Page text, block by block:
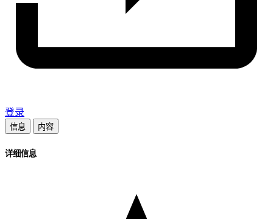
登录
信息 内容
详细信息